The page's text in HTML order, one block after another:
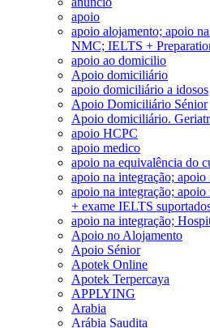
apoio
apoio alojamento; apoio
NMC; IELTS +
apoio ao domicilio
Apoio domiciliário
apoio domiciliário a idosos
Apoio Domiciliário Sénior
Apoio domiciliário.
apoio HCPC
apoio medico
apoio na equivalência do
apoio na integração;
apoio na integração;
+ exame IELTS
apoio na integração;
Apoio no Alojamento
Apoio Sénior
Apotek Online
Apotek Terpercaya
APPLYING
Arabia
Arábia Saudita